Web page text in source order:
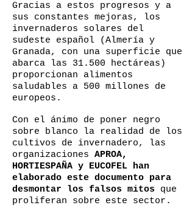
Gracias a estos progresos y a
sus constantes mejoras, los
invernaderos solares del
sudeste español (Almería y
Granada, con una superficie que
abarca las 31.500 hectáreas)
proporcionan alimentos
saludables a 500 millones de
europeos.
Con el ánimo de poner negro
sobre blanco la realidad de los
cultivos de invernadero, las
organizaciones APROA,
HORTIESPAÑA y EUCOFEL han
elaborado este documento para
desmontar los falsos mitos que
proliferan sobre este sector.